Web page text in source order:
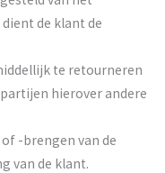
de klant de
te retourneren
hierover andere
-brengen van de
van de klant.